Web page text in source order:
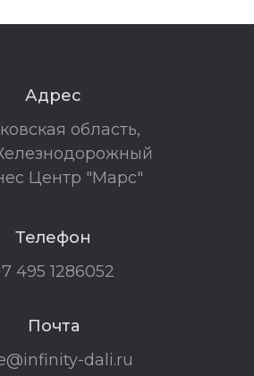
Адрес
область,
Центр "Марс"
Телефон
495 1286052
Почта
dali.ru